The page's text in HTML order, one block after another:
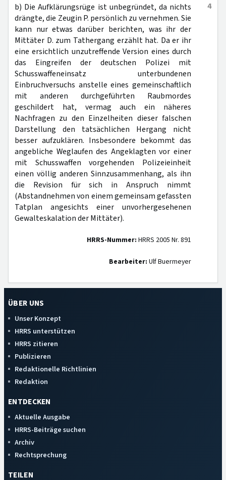
4
b) Die Aufklärungsrüge ist unbegründet, da nichts
drängte, die Zeugin P. persönlich zu vernehmen. Sie
kann nur etwas darüber berichten, was ihr der
Mittäter D. zum Tathergang erzählt hat. Da er ihr
eine ersichtlich unzutreffende Version eines durch
das Eingreifen der deutschen Polizei mit
Schusswaffeneinsatz unterbundenen
Einbruchversuchs anstelle eines gemeinschaftlich
mit anderen durchgeführten Raubmordes
geschildert hat, vermag auch ein näheres
Nachfragen zu den Einzelheiten dieser falschen
Darstellung den tatsächlichen Hergang nicht
besser aufzuklären. Insbesondere bekommt das
angebliche Weglaufen des Angeklagten vor einer
mit Schusswaffen vorgehenden Polizeieinheit
einen völlig anderen Sinnzusammenhang, als ihn
die Revision für sich in Anspruch nimmt
(Abstandnehmen von einem gemeinsam gefassten
Tatplan angesichts einer unvorhergesehenen
Gewalteskalation der Mittäter).
HRRS-Nummer: HRRS 2005 Nr. 891
Bearbeiter: Ulf Buermeyer
ÜBER UNS
Unser Konzept
HRRS unterstützen
HRRS zitieren
Publizieren
Redaktionelle Richtlinien
Redaktion
ENTDECKEN
Aktuelle Ausgabe
HRRS-Beiträge suchen
Archiv
Rechtsprechung
TEILEN